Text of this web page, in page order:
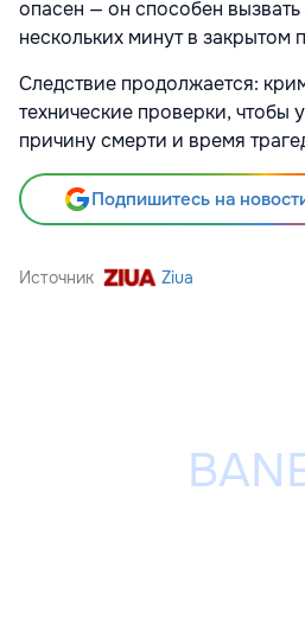
опасен — он способен вызвать
нескольких минут в закрытом
Следствие продолжается:
технические проверки, чтобы
причину смерти и время
Подпишитесь на
Источник Ziua